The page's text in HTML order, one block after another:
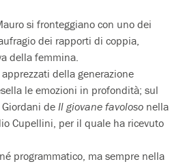
si fronteggiano con uno dei
dei rapporti di coppia,
della femmina.
della generazione
le emozioni in profondità; sul
de Il giovane favoloso nella
Cupellini, per il quale ha ricevuto
programmatico, ma sempre nella